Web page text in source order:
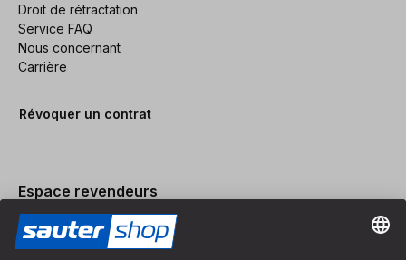
Droit de rétractation
Service FAQ
Nous concernant
Carrière
Révoquer un contrat
Espace revendeurs
Devenir revendeur